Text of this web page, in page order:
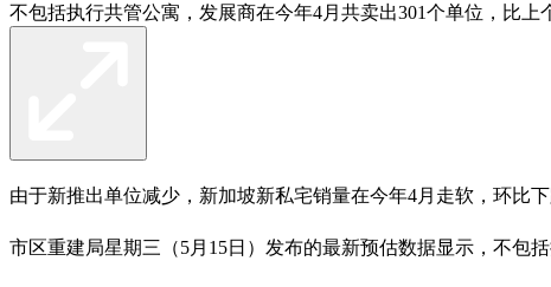
不包括执行共管公寓，发展商在今年4月共卖出301个单位，比上
由于新推出单位减少，新加坡新私宅销量在今年4月走软，环比
市区重建局星期三（5月15日）发布的最新预估数据显示，不包